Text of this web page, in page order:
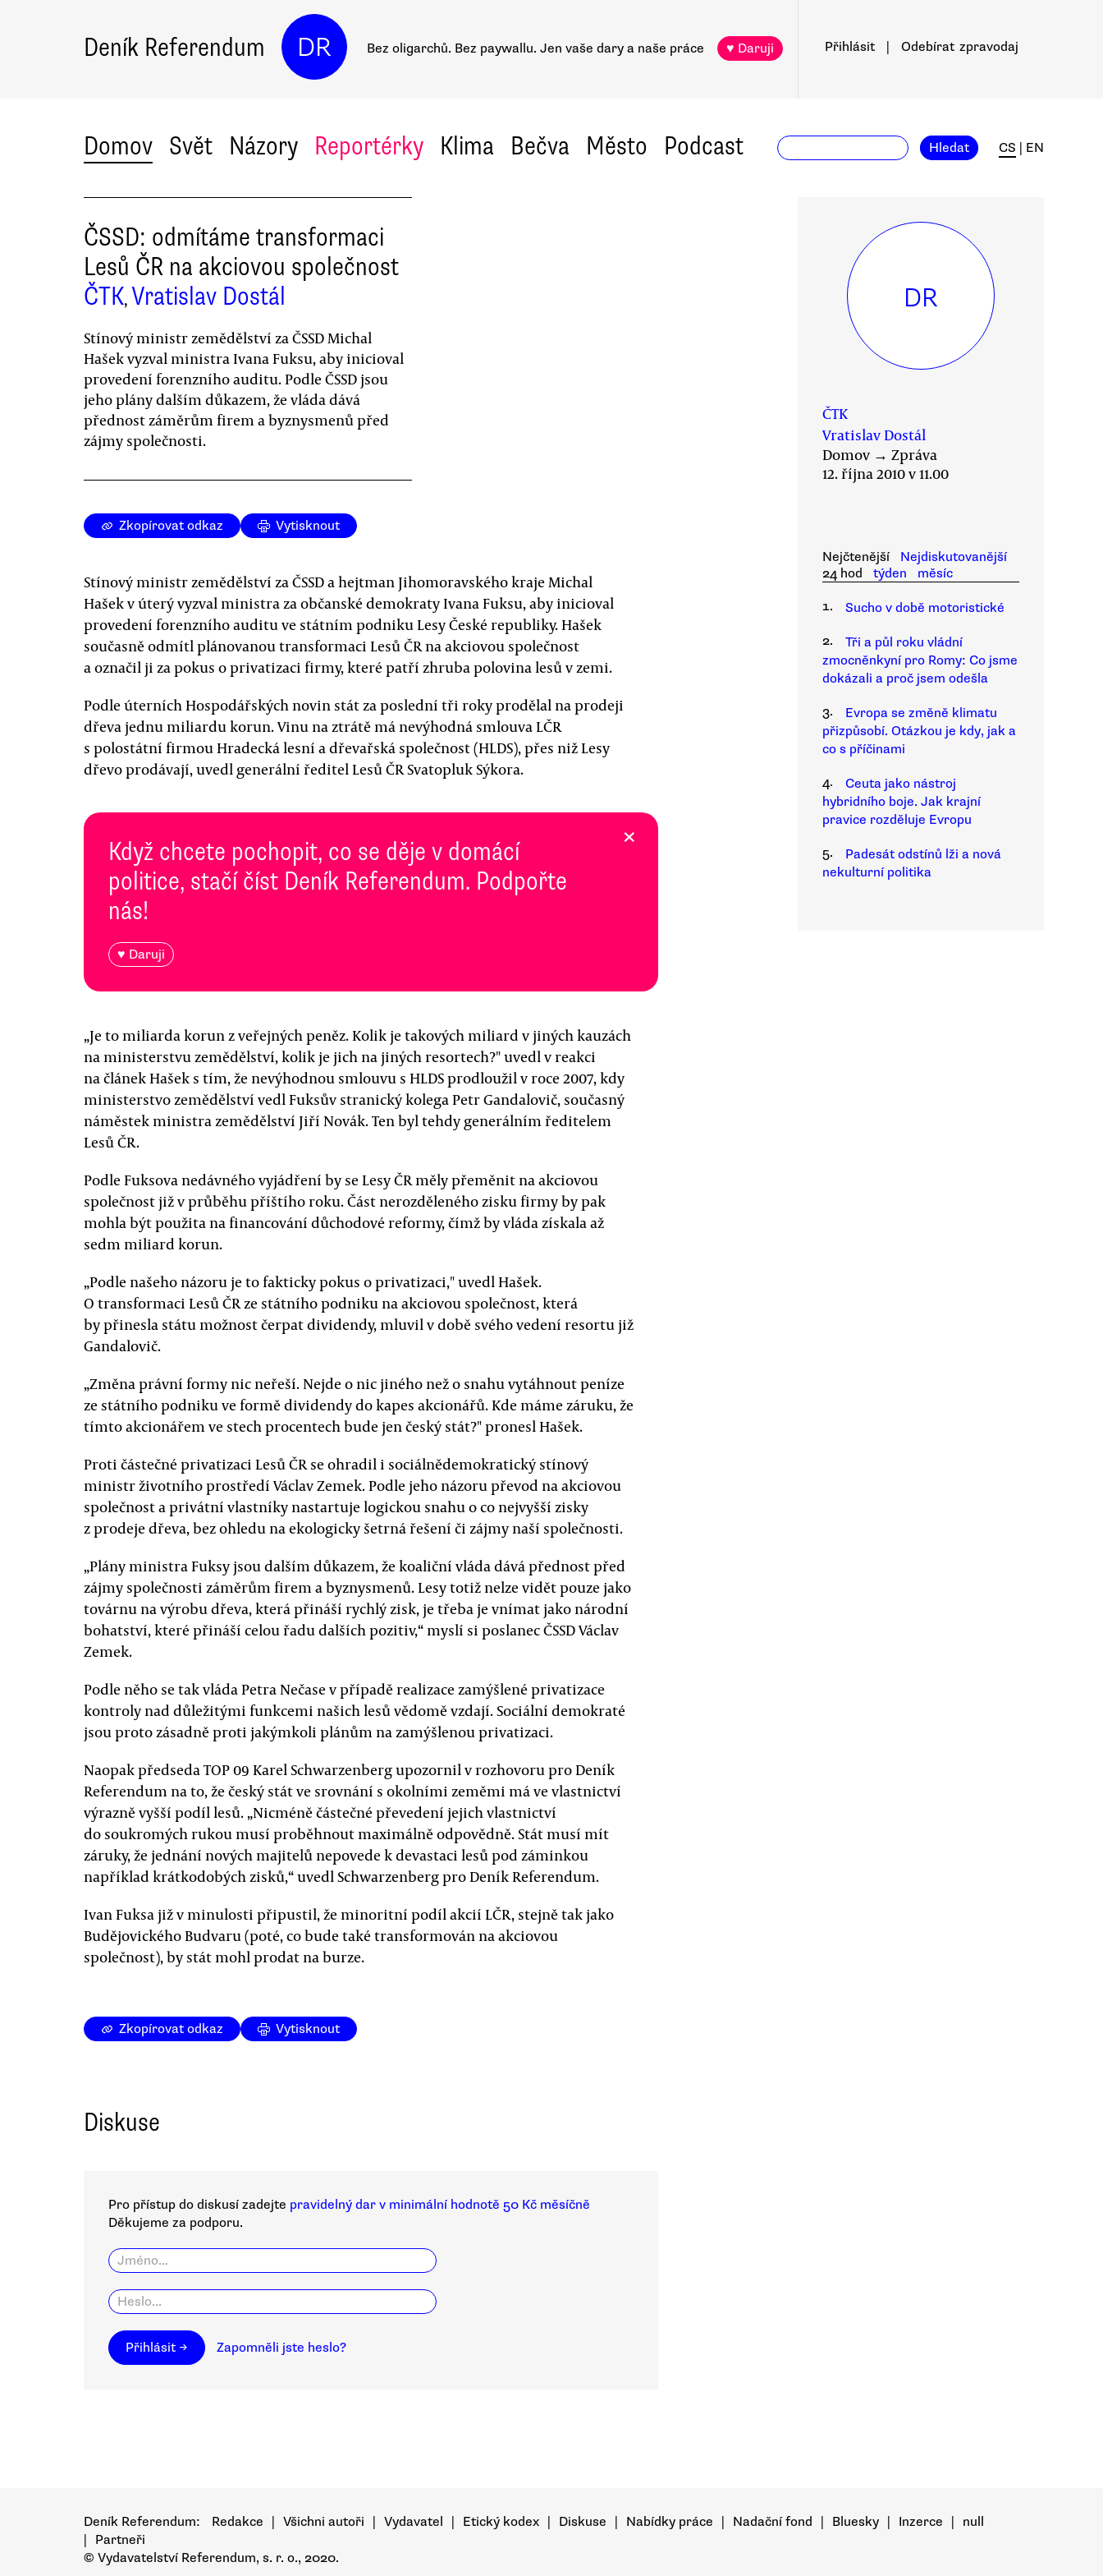
Deník Referendum DR Bez oligarchů. Bez paywallu. Jen vaše dary a naše práce ♥ Daruji Přihlásit Odebírat zpravodaj
Domov Svět Názory Reportérky Klima Bečva Město Podcast Hledat CS EN
ČSSD: odmítáme transformaci
Lesů ČR na akciovou společnost
ČTK, Vratislav Dostál
Stínový ministr zemědělství za ČSSD Michal
Hašek vyzval ministra Ivana Fuksu, aby inicioval
provedení forenzního auditu. Podle ČSSD jsou
jeho plány dalším důkazem, že vláda dává
přednost záměrům firem a byznysmenů před
zájmy společnosti.
Zkopírovat odkaz Vytisknout
Stínový ministr zemědělství za ČSSD a hejtman Jihomoravského kraje Michal
Hašek v úterý vyzval ministra za občanské demokraty Ivana Fuksu, aby inicioval
provedení forenzního auditu ve státním podniku Lesy České republiky. Hašek
současně odmítl plánovanou transformaci Lesů ČR na akciovou společnost
a označil ji za pokus o privatizaci firmy, které patří zhruba polovina lesů v zemi.
Podle úterních Hospodářských novin stát za poslední tři roky prodělal na prodeji
dřeva jednu miliardu korun. Vinu na ztrátě má nevýhodná smlouva LČR
s polostátní firmou Hradecká lesní a dřevařská společnost (HLDS), přes niž Lesy
dřevo prodávají, uvedl generální ředitel Lesů ČR Svatopluk Sýkora.
Když chcete pochopit, co se děje v domácí
politice, stačí číst Deník Referendum. Podpořte
nás!
♥ Daruji
×
„Je to miliarda korun z veřejných peněz. Kolik je takových miliard v jiných kauzách
na ministerstvu zemědělství, kolik je jich na jiných resortech?" uvedl v reakci
na článek Hašek s tím, že nevýhodnou smlouvu s HLDS prodloužil v roce 2007, kdy
ministerstvo zemědělství vedl Fuksův stranický kolega Petr Gandalovič, současný
náměstek ministra zemědělství Jiří Novák. Ten byl tehdy generálním ředitelem
Lesů ČR.
Podle Fuksova nedávného vyjádření by se Lesy ČR měly přeměnit na akciovou
společnost již v průběhu příštího roku. Část nerozděleného zisku firmy by pak
mohla být použita na financování důchodové reformy, čímž by vláda získala až
sedm miliard korun.
„Podle našeho názoru je to fakticky pokus o privatizaci," uvedl Hašek.
O transformaci Lesů ČR ze státního podniku na akciovou společnost, která
by přinesla státu možnost čerpat dividendy, mluvil v době svého vedení resortu již
Gandalovič.
„Změna právní formy nic neřeší. Nejde o nic jiného než o snahu vytáhnout peníze
ze státního podniku ve formě dividendy do kapes akcionářů. Kde máme záruku, že
tímto akcionářem ve stech procentech bude jen český stát?" pronesl Hašek.
Proti částečné privatizaci Lesů ČR se ohradil i sociálnědemokratický stínový
ministr životního prostředí Václav Zemek. Podle jeho názoru převod na akciovou
společnost a privátní vlastníky nastartuje logickou snahu o co nejvyšší zisky
z prodeje dřeva, bez ohledu na ekologicky šetrná řešení či zájmy naší společnosti.
„Plány ministra Fuksy jsou dalším důkazem, že koaliční vláda dává přednost před
zájmy společnosti záměrům firem a byznysmenů. Lesy totiž nelze vidět pouze jako
továrnu na výrobu dřeva, která přináší rychlý zisk, je třeba je vnímat jako národní
bohatství, které přináší celou řadu dalších pozitiv,“ myslí si poslanec ČSSD Václav
Zemek.
Podle něho se tak vláda Petra Nečase v případě realizace zamýšlené privatizace
kontroly nad důležitými funkcemi našich lesů vědomě vzdají. Sociální demokraté
jsou proto zásadně proti jakýmkoli plánům na zamýšlenou privatizaci.
Naopak předseda TOP 09 Karel Schwarzenberg upozornil v rozhovoru pro Deník
Referendum na to, že český stát ve srovnání s okolními zeměmi má ve vlastnictví
výrazně vyšší podíl lesů. „Nicméně částečné převedení jejich vlastnictví
do soukromých rukou musí proběhnout maximálně odpovědně. Stát musí mít
záruky, že jednání nových majitelů nepovede k devastaci lesů pod záminkou
například krátkodobých zisků,“ uvedl Schwarzenberg pro Deník Referendum.
Ivan Fuksa již v minulosti připustil, že minoritní podíl akcií LČR, stejně tak jako
Budějovického Budvaru (poté, co bude také transformován na akciovou
společnost), by stát mohl prodat na burze.
DR
ČTK
Vratislav Dostál
Domov → Zpráva
12. října 2010 v 11.00
Nejčtenější
Nejdiskutovanější
24 hod
týden
měsíc
1.
Sucho v době motoristické
2.
Tři a půl roku vládní
zmocněnkyní pro Romy: Co jsme
dokázali a proč jsem odešla
3.
Evropa se změně klimatu
přizpůsobí. Otázkou je kdy, jak a
co s příčinami
4.
Ceuta jako nástroj
hybridního boje. Jak krajní
pravice rozděluje Evropu
5.
Padesát odstínů lži a nová
nekulturní politika
Zkopírovat odkaz Vytisknout
Diskuse
Pro přístup do diskusí zadejte pravidelný dar v minimální hodnotě 50 Kč měsíčně
Děkujeme za podporu.
Přihlásit → Zapomněli jste heslo?
Deník Referendum: Redakce Všichni autoři Vydavatel Etický kodex Diskuse Nabídky práce Nadační fond Bluesky Inzerce
null
Partneři
© Vydavatelství Referendum, s. r. o., 2020.